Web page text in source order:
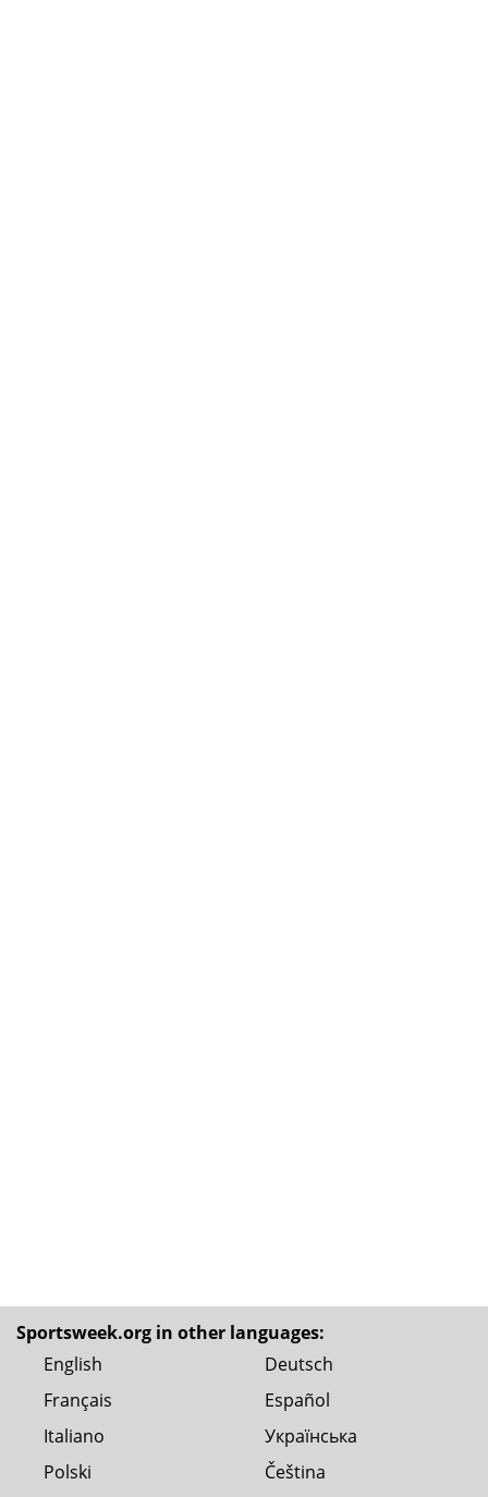
Sportsweek.org in other languages:
English
Deutsch
Français
Español
Italiano
Українська
Polski
Čeština